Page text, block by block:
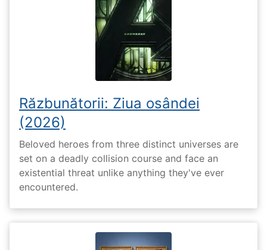
Răzbunătorii: Ziua osândei
(2026)
Beloved heroes from three distinct universes are
set on a deadly collision course and face an
existential threat unlike anything they've ever
encountered.